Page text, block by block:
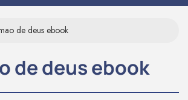
de deus ebook
de deus ebook